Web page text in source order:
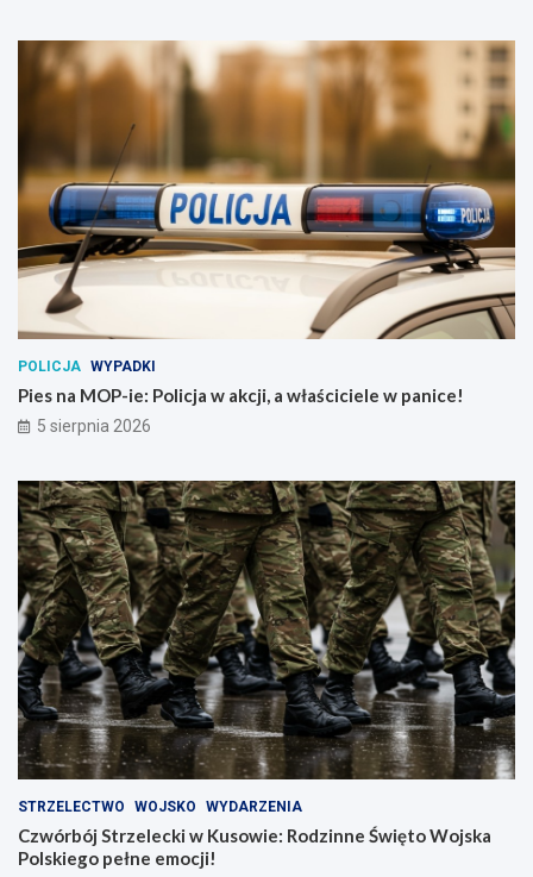
POLICJA WYPADKI
Pies na MOP-ie: Policja w akcji, a właściciele w panice!
5 sierpnia 2026
STRZELECTWO WOJSKO WYDARZENIA
Czwórbój Strzelecki w Kusowie: Rodzinne Święto Wojska
Polskiego pełne emocji!